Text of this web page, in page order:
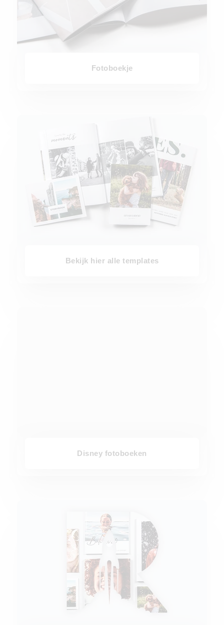
Fotoboekje
Bekijk hier alle templates
Disney fotoboeken